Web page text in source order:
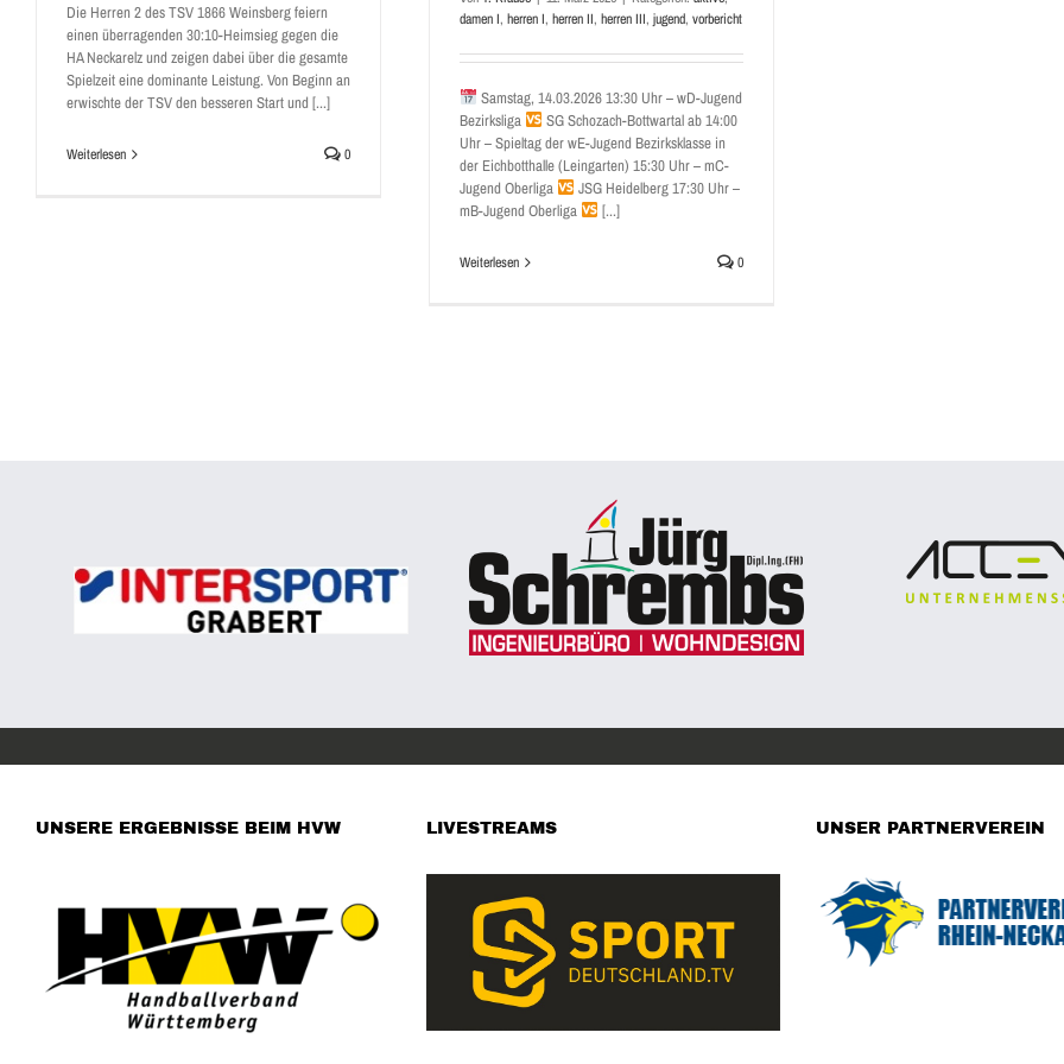
Die Herren 2 des TSV 1866 Weinsberg feiern
einen überragenden 30:10-Heimsieg gegen die
HA Neckarelz und zeigen dabei über die gesamte
Spielzeit eine dominante Leistung. Von Beginn an
erwischte der TSV den besseren Start und [...]
Weiterlesen 0
damen I, herren I, herren II, herren III, jugend, vorbericht
Samstag, 14.03.2026 13:30 Uhr – wD-Jugend
Bezirksliga
SG Schozach-Bottwartal ab 14:00
Uhr – Spieltag der wE-Jugend Bezirksklasse in
der Eichbotthalle (Leingarten) 15:30 Uhr – mC-
Jugend Oberliga
JSG Heidelberg 17:30 Uhr –
mB-Jugend Oberliga
[...]
Weiterlesen 0
UNSERE ERGEBNISSE BEIM HVW LIVESTREAMS UNSER PARTNERVEREIN